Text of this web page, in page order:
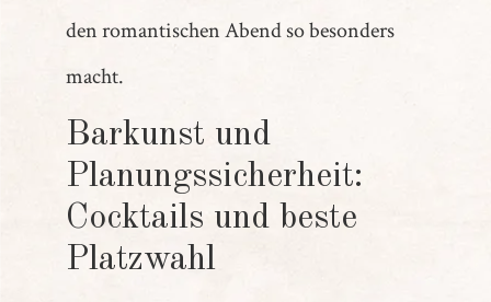
den romantischen Abend so besonders
macht.
Barkunst und
Planungssicherheit:
Cocktails und beste
Platzwahl